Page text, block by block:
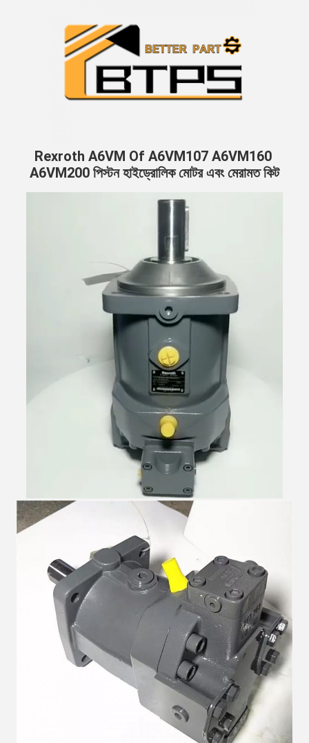
Rexroth A6VM Of A6VM107 A6VM160
A6VM200 পিস্টন হাইড্রোলিক মোটর এবং মেরামত কিট